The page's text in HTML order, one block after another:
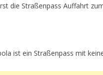
die Straßenpass Auffahrt
ist ein Straßenpass mit